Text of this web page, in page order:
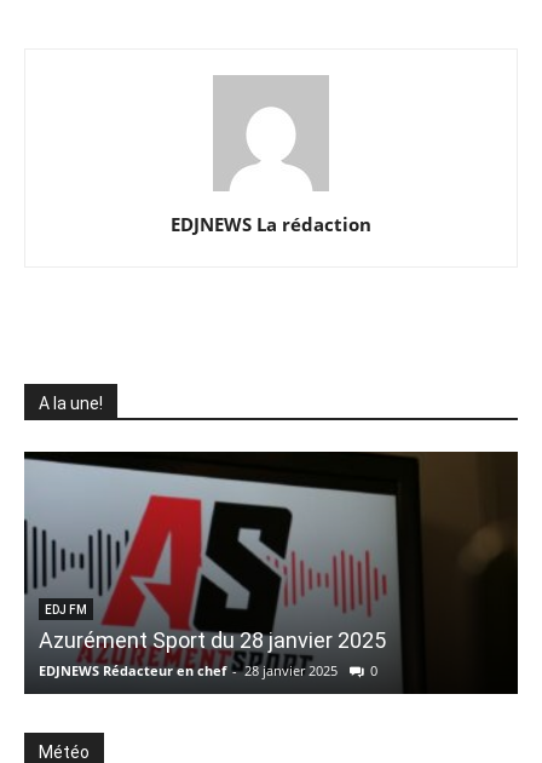
EDJNEWS La rédaction
A la une!
EDJ FM
Azurément Sport du 28 janvier 2025
EDJNEWS Rédacteur en chef - 28 janvier 2025 0
Météo